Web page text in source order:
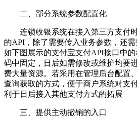
二、部分系统参数配置化
连锁收银系统在接入第三方支付
的API，除了需要传入业务参数，还需
如下图展示的支付宝支付API接口中的
码中固定，日后如需修改或维护均要
费大量资源。若采用在管理后台配置
查询获取的方式，便于商户系统对支
利于日后接入其他支付方式的拓展
三、提供主动撤销的入口